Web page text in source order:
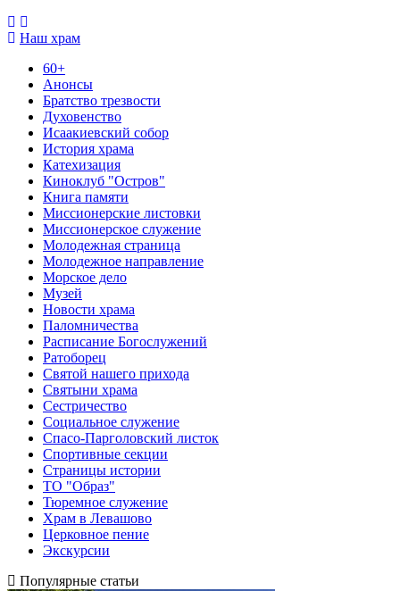
Наш храм
60+
Анонсы
Братство трезвости
Духовенство
Исаакиевский собор
История храма
Катехизация
Киноклуб "Остров"
Книга памяти
Миссионерские листовки
Миссионерское служение
Молодежная страница
Молодежное направление
Морское дело
Музей
Новости храма
Паломничества
Расписание Богослужений
Ратоборец
Святой нашего прихода
Святыни храма
Сестричество
Социальное служение
Спасо-Парголовский листок
Спортивные секции
Страницы истории
ТО "Образ"
Тюремное служение
Храм в Левашово
Церковное пение
Экскурсии
Популярные статьи